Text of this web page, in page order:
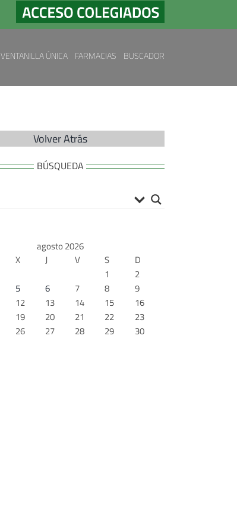
VENTANILLA ÚNICA FARMACIAS BUSCADOR
Volver Atrás
BÚSQUEDA
agosto 2026
X J V S
D
1
2
5 6 7 8
9
12 13 14 15
16
19 20 21 22
23
26 27 28 29
30